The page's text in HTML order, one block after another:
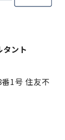
ント
1号 住友不